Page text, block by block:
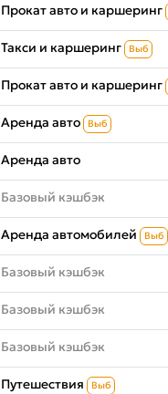
Прокат авто и каршеринг
Такси и каршеринг Выб
Прокат авто и каршеринг
Аренда авто Выб
Аренда авто
Базовый кэшбэк
Аренда автомобилей Выб
Базовый кэшбэк
Базовый кэшбэк
Базовый кэшбэк
Путешествия Выб